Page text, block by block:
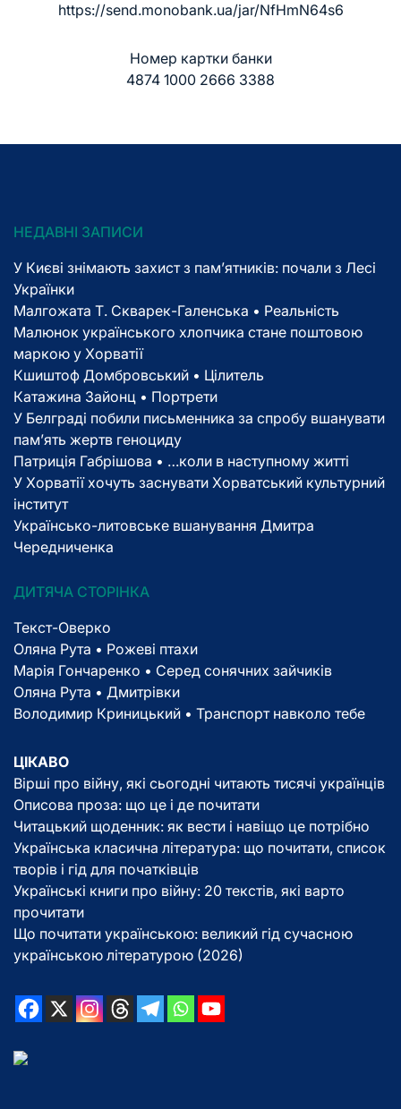
https://send.monobank.ua/jar/NfHmN64s6
Номер картки банки
4874 1000 2666 3388
НЕДАВНІ ЗАПИСИ
У Києві знімають захист з пам’ятників: почали з Лесі
Українки
Малгожата Т. Скварек-Галенська • Реальність
Малюнок українського хлопчика стане поштовою
маркою у Хорватії
Кшиштоф Домбровський • Цілитель
Катажина Зайонц • Портрети
У Белграді побили письменника за спробу вшанувати
пам’ять жертв геноциду
Патриція Габрішова • …коли в наступному житті
У Хорватії хочуть заснувати Хорватський культурний
інститут
Українсько-литовське вшанування Дмитра
Чередниченка
ДИТЯЧА СТОРІНКА
Текст-Оверко
Оляна Рута • Рожеві птахи
Марія Гончаренко • Серед сонячних зайчиків
Оляна Рута • Дмитрівки
Володимир Криницький • Транспорт навколо тебе
ЦІКАВО
Вірші про війну, які сьогодні читають тисячі українців
Описова проза: що це і де почитати
Читацький щоденник: як вести і навіщо це потрібно
Українська класична література: що почитати, список
творів і гід для початківців
Українські книги про війну: 20 текстів, які варто
прочитати
Що почитати українською: великий гід сучасною
українською літературою (2026)